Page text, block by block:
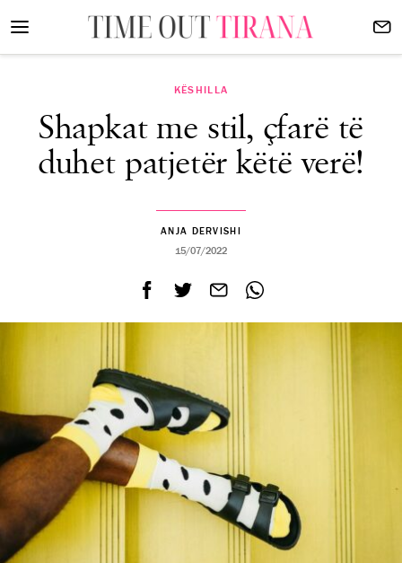
KËSHILLA
Shapkat me stil, çfarë të
duhet patjetër këtë verë!
ANJA DERVISHI
15/07/2022